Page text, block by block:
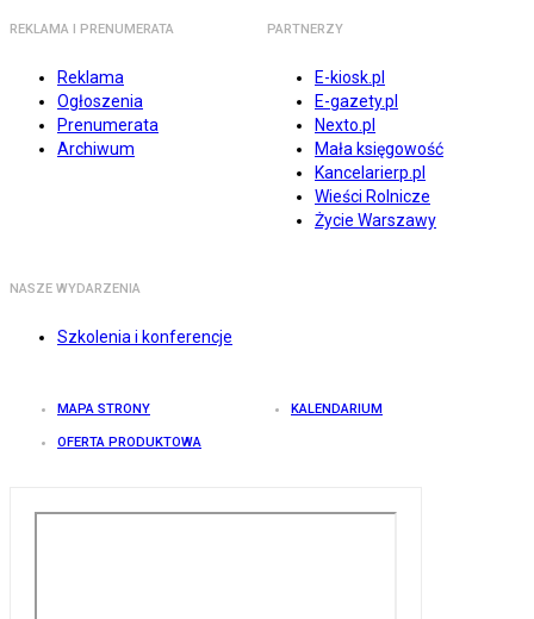
REKLAMA I PRENUMERATA
Reklama
Ogłoszenia
Prenumerata
Archiwum
PARTNERZY
E-kiosk.pl
E-gazety.pl
Nexto.pl
Mała księgowość
Kancelarierp.pl
Wieści Rolnicze
Życie Warszawy
NASZE WYDARZENIA
Szkolenia i konferencje
MAPA STRONY KALENDARIUM
OFERTA PRODUKTOWA